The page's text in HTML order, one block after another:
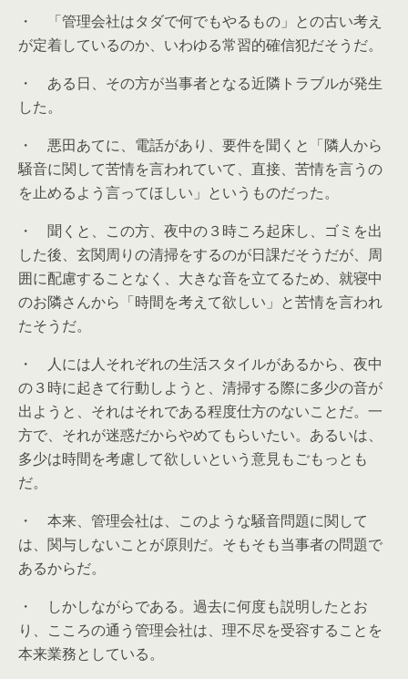
・ 「管理会社はタダで何でもやるもの」との古い考え
が定着しているのか、いわゆる常習的確信犯だそうだ。
・ ある日、その方が当事者となる近隣トラブルが発生
した。
・ 悪田あてに、電話があり、要件を聞くと「隣人から
騒音に関して苦情を言われていて、直接、苦情を言うの
を止めるよう言ってほしい」というものだった。
・ 聞くと、この方、夜中の３時ころ起床し、ゴミを出
した後、玄関周りの清掃をするのが日課だそうだが、周
囲に配慮することなく、大きな音を立てるため、就寝中
のお隣さんから「時間を考えて欲しい」と苦情を言われ
たそうだ。
・ 人には人それぞれの生活スタイルがあるから、夜中
の３時に起きて行動しようと、清掃する際に多少の音が
出ようと、それはそれである程度仕方のないことだ。一
方で、それが迷惑だからやめてもらいたい。あるいは、
多少は時間を考慮して欲しいという意見もごもっとも
だ。
・ 本来、管理会社は、このような騒音問題に関して
は、関与しないことが原則だ。そもそも当事者の問題で
あるからだ。
・ しかしながらである。過去に何度も説明したとお
り、こころの通う管理会社は、理不尽を受容することを
本来業務としている。